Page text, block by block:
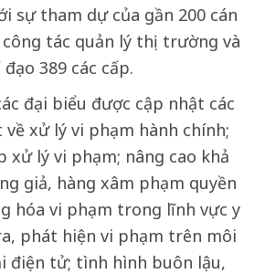
sự tham dự của gần 200 cán
tác quản lý thị trường và
389 các cấp.
đại biểu được cập nhật các
xử lý vi phạm hành chính;
xử lý vi phạm; nâng cao khả
giả, hàng xâm phạm quyền
hóa vi phạm trong lĩnh vực y
phát hiện vi phạm trên môi
điện tử; tình hình buôn lậu,